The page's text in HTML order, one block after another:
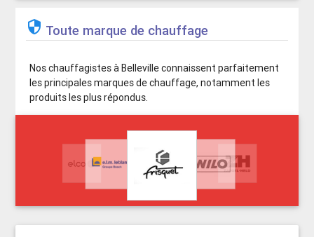
 Toute marque de chauffage
Nos chauffagistes à Belleville connaissent parfaitement
les principales marques de chauffage, notamment les
produits les plus répondus.